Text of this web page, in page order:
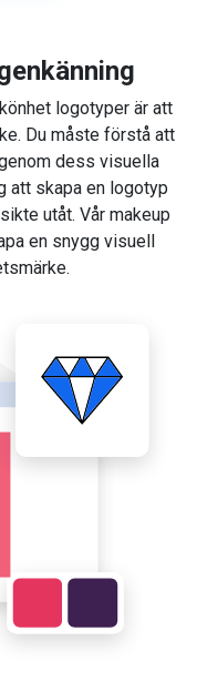
logotyper är att
Du måste förstå att
dess visuella
att skapa en logotyp
utåt. Vår makeup
en snygg visuell